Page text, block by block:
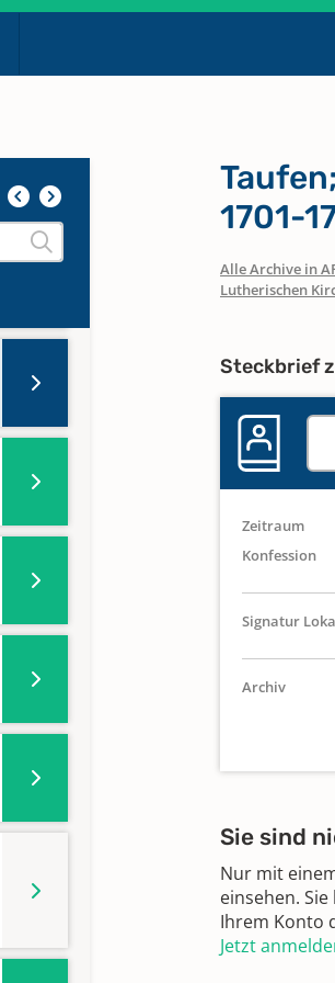
1701-
Alle Archive in
Lutherischen
Steckbrief
Zeitraum
Konfession
Signatur
Archiv
Sie sind
Nur mit
einsehen.
Ihrem Konto
Jetzt